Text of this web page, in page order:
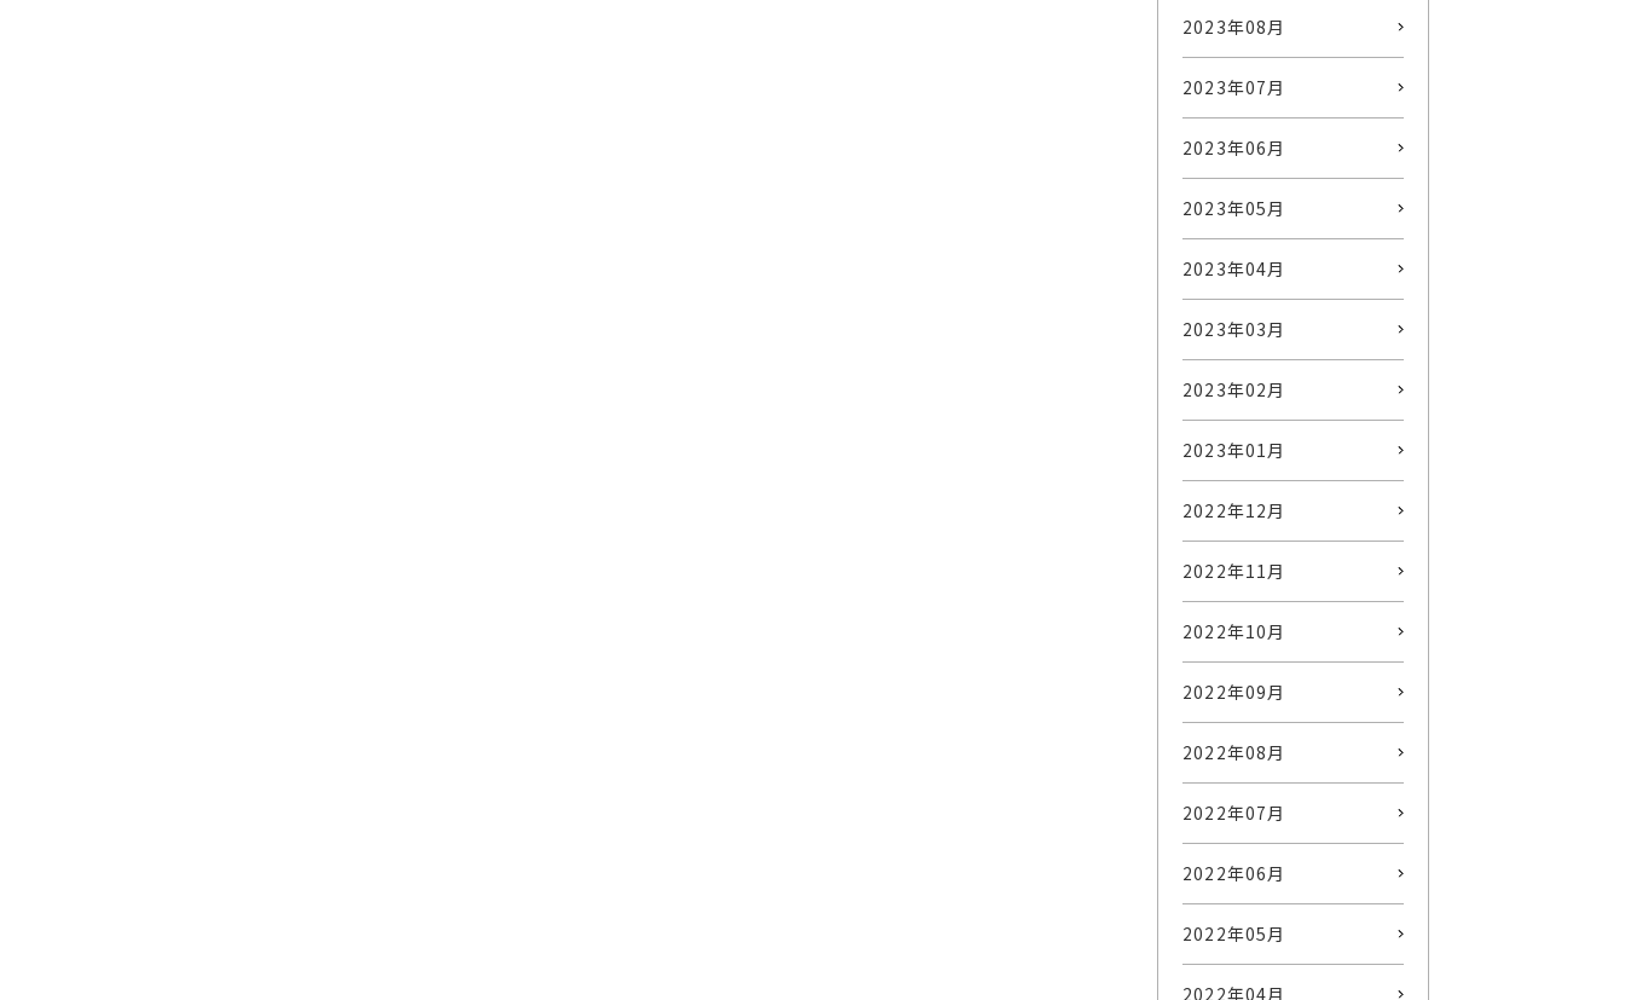
2023年08月
2023年07月
2023年06月
2023年05月
2023年04月
2023年03月
2023年02月
2023年01月
2022年12月
2022年11月
2022年10月
2022年09月
2022年08月
2022年07月
2022年06月
2022年05月
2022年04月